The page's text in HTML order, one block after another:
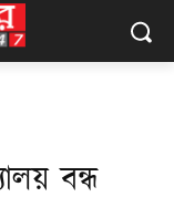
বন্ধ